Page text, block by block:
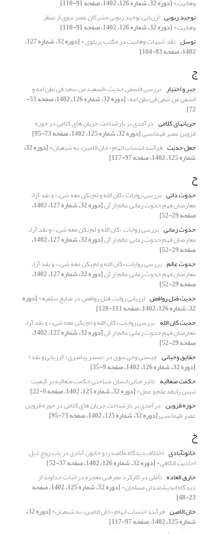
وهابیت+[دوره 32، شماره 126، 1402، صفحه 91-110]
توحید ربوبی ارزیابی توحید ربوبی مشرکان عصر نبوی از منظر
وهابیت+[دوره 32، شماره 126، 1402، صفحه 91-110]
توسل نقد شبهات وهابیت در مکتب بریلوی + [دوره 32، شماره 127،
1402، صفحه 83-104]
ج
جبر و اختیار بررسی فلسفی حدیث «السعید من سعد فی بطن امه و
الشقی من شقی فی بطن امه» [دوره 32، شماره 126، 1402، صفحه 53-
72]
جریانهای کلامی درآمدی بر بازشناخت جریان‌ های کلامی در ‌حوزه
قزوین عصر طهماسبی[دوره 32، شماره 125، 1402، صفحه 73-95]
جعل حدیث فرآیند انتساب اتهام «خان الامین» به شیعیان+ [دوره 32،
شماره 125، 1402، صفحه 97-117]
ح
حدوث ذاتی بررسی روایات «کان الله و لم یکن معه شیء» و نقد آراء
معارضان فهم حدوث زمانی عالم از آن [دوره 32، شماره 127، 1402،
صفحه 29-52]
حدوث زمانی بررسی روایات «کان الله و لم یکن معه شیء» و نقد آراء
معارضان فهم حدوث زمانی عالم از آن [دوره 32، شماره 127، 1402،
صفحه 29-52]
حدوث عالم بررسی روایات «کان الله و لم یکن معه شیء» و نقد آراء
معارضان فهم حدوث زمانی عالم از آن [دوره 32، شماره 127، 1402،
صفحه 29-52]
حدیث قتل روافض‌‌ ارزیابی روایت قتل روافض در منابع سلفیه+[دوره
32، شماره 126، 1402، صفحه 111-128]
حدیث کان الله بررسی روایات «کان الله و لم یکن معه شیء» و نقد آراء
معارضان فهم حدوث زمانی عالم از آن [دوره 32، شماره 127، 1402،
صفحه 29-52]
حقایق وحیانی چیستی وحی نبوی در «مسیر پیامبری» (ارزیابی و نقد)
[دوره 32، شماره 126، 1402، صفحه 9-35]
حکمت متعالیه تاثیر مبانی انسان شناختی حکمت متعالیه بر کیفیت
تبیین رابطه علم و عمل+[دوره 32، شماره 125، 1402، صفحه 9-22]
حوزه قزوین درآمدی بر بازشناخت جریان‌ های کلامی در ‌حوزه قزوین
عصر طهماسبی[دوره 32، شماره 125، 1402، صفحه 73-95]
خ
خاتون‎آبادی اختلاف دیدگاه ملاصدرا و خاتون آبادی در باب روح ذیل
احادیث الکافی+[دوره 32، شماره 126، 1402، صفحه 37-52]
خارق العاده تأملی در کارکرد معرفتی معجزه در اثبات خداوند از
دیدگاه اندیشمندان مسلمان+ [دوره 32، شماره 125، 1402، صفحه
23-48]
خان الامین فرآیند انتساب اتهام «خان الامین» به شیعیان+ [دوره 32،
شماره 125، 1402، صفحه 97-117]